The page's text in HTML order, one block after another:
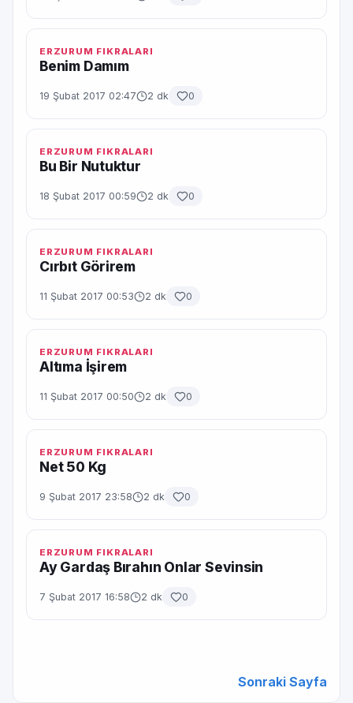
ERZURUM FIKRALARI
Benim Damım
19 Şubat 2017 02:47 2 dk 0
ERZURUM FIKRALARI
Bu Bir Nutuktur
18 Şubat 2017 00:59 2 dk 0
ERZURUM FIKRALARI
Cırbıt Görirem
11 Şubat 2017 00:53 2 dk 0
ERZURUM FIKRALARI
Altıma İşirem
11 Şubat 2017 00:50 2 dk 0
ERZURUM FIKRALARI
Net 50 Kg
9 Şubat 2017 23:58 2 dk 0
ERZURUM FIKRALARI
Ay Gardaş Bırahın Onlar Sevinsin
7 Şubat 2017 16:58 2 dk 0
Sonraki Sayfa